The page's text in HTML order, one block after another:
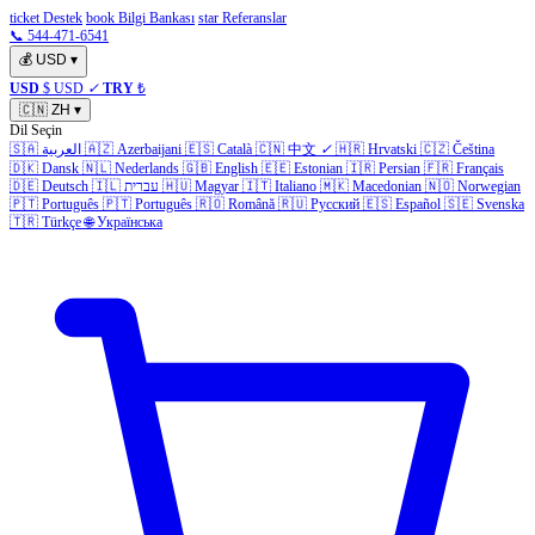
ticket Destek book Bilgi Bankası star Referanslar
📞 544-471-6541
💰 USD ▾
USD $ USD ✓ TRY ₺
🇨🇳 ZH ▾
Dil Seçin
🇸🇦 العربية 🇦🇿 Azerbaijani 🇪🇸 Català 🇨🇳 中文 ✓ 🇭🇷 Hrvatski 🇨🇿 Čeština
🇩🇰 Dansk 🇳🇱 Nederlands 🇬🇧 English 🇪🇪 Estonian 🇮🇷 Persian 🇫🇷 Français
🇩🇪 Deutsch 🇮🇱 עברית 🇭🇺 Magyar 🇮🇹 Italiano 🇲🇰 Macedonian 🇳🇴 Norwegian
🇵🇹 Português 🇵🇹 Português 🇷🇴 Română 🇷🇺 Русский 🇪🇸 Español 🇸🇪 Svenska
🇹🇷 Türkçe 🌐 Українська